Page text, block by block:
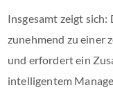
Insgesamt zeigt
zunehmend zu einer
und erfordert ein
intelligentem